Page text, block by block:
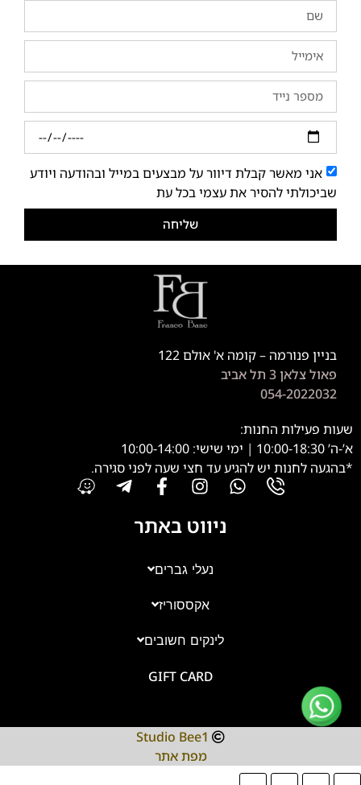
אני מאשר קבלת דיוור על מבצעים במייל ובהודעה ויודע
שביכולתי להסיר את עצמי בכל עת
שליחה
בניין פנורמה – קומה א' אולם 122
פאול צלאן 3 תל אביב
054-2022032
שעות פעילות החנות:
א’-ה’ 10:00-18:30 | ימי שישי: 10:00-14:00
*בהגעה לחנות יש להגיע עד חצי שעה לפני סגירה.
ניווט באתר
נעלי גברים
אקססוריז
לינקים חשובים
GIFT CARD
Studio Bee1
מפת אתר